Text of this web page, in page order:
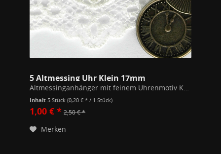
5 Altmessing Uhr Klein 17mm
Inhalt 5 Stück(0,20 € * / 1 Stück)
1,00 € * 2,50 € *
Merken